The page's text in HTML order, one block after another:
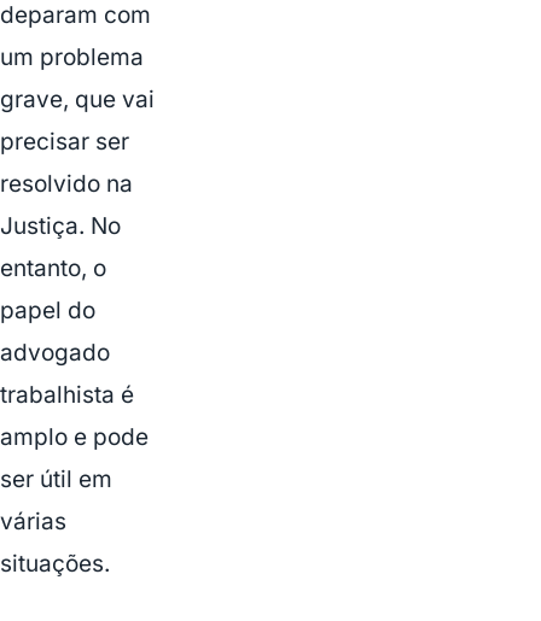
deparam com
um problema
grave, que vai
precisar ser
resolvido na
Justiça. No
entanto, o
papel do
advogado
trabalhista é
amplo e pode
ser útil em
várias
situações.